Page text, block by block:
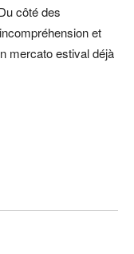
côté des
et
mercato estival déjà